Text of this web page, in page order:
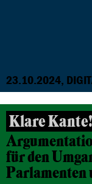
23.10.2024,
Klare Kante!
für den
Parlamenten